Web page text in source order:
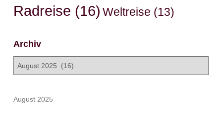
Radreise (16) Weltreise (13)
Archiv
August 2025